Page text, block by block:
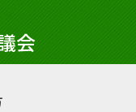
会